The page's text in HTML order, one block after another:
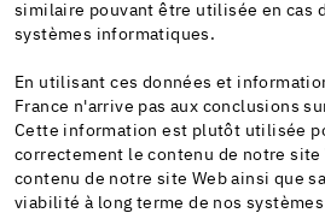
similaire pouvant être utilisée en cas
systèmes informatiques.
En utilisant ces données et
France n'arrive pas aux conclusions
Cette information est plutôt utilisée
correctement le contenu de notre site
contenu de notre site Web ainsi que
viabilité à long terme de nos